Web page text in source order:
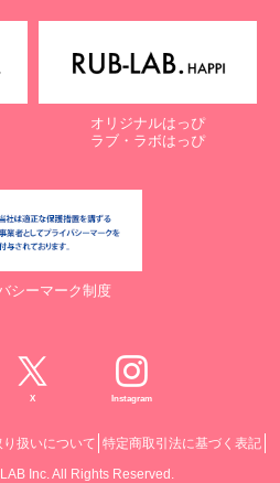
オリジナルはっぴ
ラブ・ラボはっぴ
シーマーク制度
X Instagram
扱いについて 特定商取引法に基づく表記
Inc. All Rights Reserved.